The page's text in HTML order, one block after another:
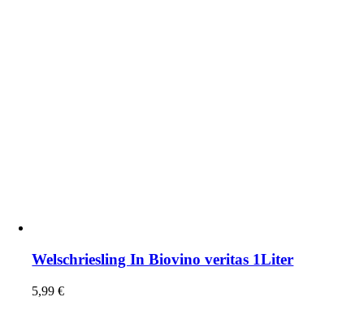
Welschriesling In Biovino veritas 1Liter
5,99€